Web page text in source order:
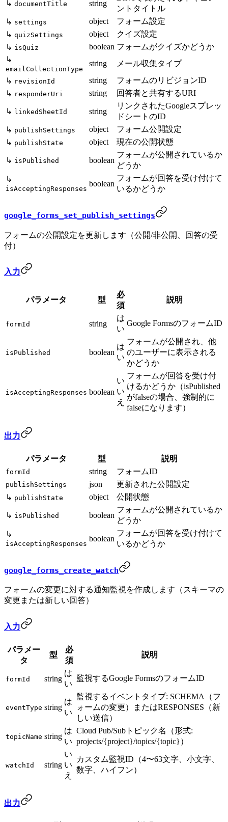
↳ documentTitle string
ントタイトル
↳ settings object
フォーム設定
↳ quizSettings object
クイズ設定
↳ isQuiz boolean フォームがクイズかどうか
↳
emailCollectionType
string
メール収集タイプ
↳ revisionId string
フォームのリビジョンID
↳ responderUri string 回答者と共有するURI
↳ linkedSheetId string
リンクされたGoogleスプレッ
ドシートのID
↳ publishSettings object
フォーム公開設定
↳ publishState object 現在の公開状態
↳ isPublished boolean
フォームが公開されているか
どうか
↳
isAcceptingResponses
boolean
フォームが回答を受け付けて
いるかどうか
google_forms_set_publish_settings
フォームの公開設定を更新します（公開/非公開、回答の受
付）
入力
パラメータ 型
必
須
説明
formId string
は
い
Google FormsのフォームID
isPublished boolean
は
い
フォームが公開され、他
のユーザーに表示される
かどうか
isAcceptingResponses boolean
い
い
え
フォームが回答を受け付
けるかどうか（isPublished
がfalseの場合、強制的に
falseになります）
出力
パラメータ 型 説明
formId string フォームID
publishSettings json
更新された公開設定
↳ publishState object 公開状態
↳ isPublished boolean
フォームが公開されているか
どうか
↳
isAcceptingResponses
boolean
フォームが回答を受け付けて
いるかどうか
google_forms_create_watch
フォームの変更に対する通知監視を作成します（スキーマの
変更または新しい回答）
入力
パラメー
タ
型
必
須
説明
formId string
は
い
監視するGoogle FormsのフォームID
eventType string
は
い
監視するイベントタイプ: SCHEMA（フ
ォームの変更）またはRESPONSES（新
しい送信）
topicName string
は
い
Cloud Pub/Subトピック名（形式:
projects/{project}/topics/{topic}）
watchId string
い
い
え
カスタム監視ID（4〜63文字、小文字、
数字、ハイフン）
出力